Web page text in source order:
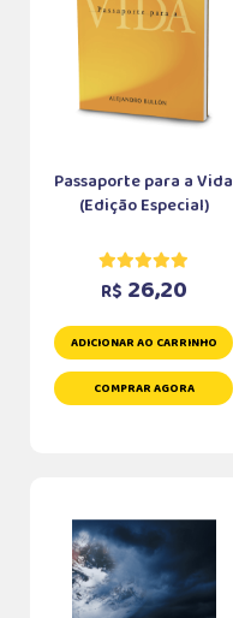
Passaporte para a Vida
(Edição Especial)
R$ 26,20
ADICIONAR AO CARRINHO
COMPRAR AGORA